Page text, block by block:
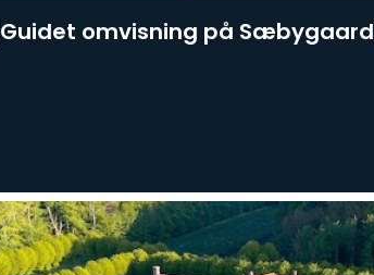
Guidet omvisning på Sæbygaard